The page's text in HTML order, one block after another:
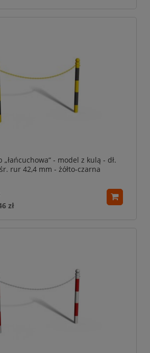
„łańcuchowa“ - model z kulą - dł.
rur 42,4 mm - żółto-czarna
zł